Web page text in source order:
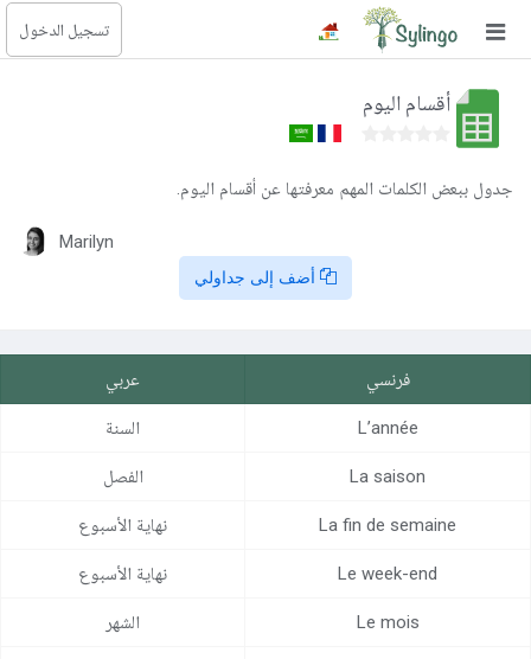
تسجيل الدخول
الصفحة الرئيسية
أقسام اليوم
جدول ببعض الكلمات المهم معرفتها عن أقسام اليوم.
Marilyn
أضف إلى جداولي
فرنسي عربي
L’année السنة
La saison الفصل
La fin de semaine نهاية الأسبوع
Le week-end نهاية الأسبوع
Le mois الشهر